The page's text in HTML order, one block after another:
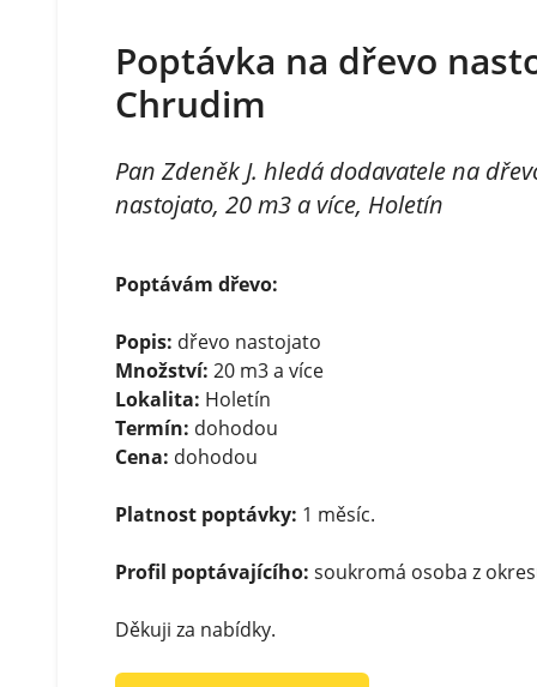
Poptávka na dřevo
Chrudim
Pan Zdeněk J. hledá dodavatele na
nastojato, 20 m3 a více, Holetín
Poptávám dřevo:
Popis: dřevo nastojato
Množství: 20 m3 a více
Lokalita: Holetín
Termín: dohodou
Cena: dohodou
Platnost poptávky: 1 měsíc.
Profil poptávajícího: soukromá osoba z
Děkuji za nabídky.